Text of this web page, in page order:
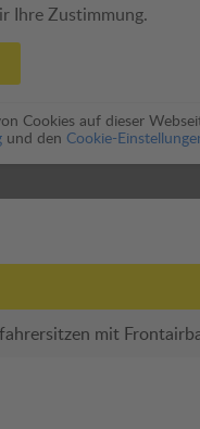
Ihre Zustimmung.
Cookies auf dieser
und den Cookie-
mit